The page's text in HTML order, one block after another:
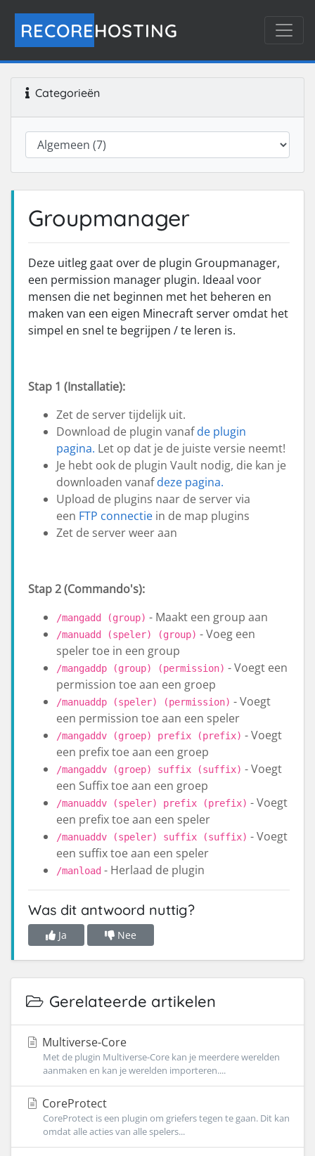
RECOREHOSTING
Categorieën
Groupmanager
Deze uitleg gaat over de plugin Groupmanager,
een permission manager plugin. Ideaal voor
mensen die net beginnen met het beheren en
maken van een eigen Minecraft server omdat het
simpel en snel te begrijpen / te leren is.
Stap 1 (Installatie):
Zet de server tijdelijk uit.
Download de plugin vanafde plugin
pagina. Let op dat je de juiste versie neemt!
Je hebt ook de plugin Vault nodig, die kan je
downloaden vanafdeze pagina.
Upload de plugins naar de server via
een FTP connectie in de map plugins
Zet de server weer aan
Stap 2 (Commando's):
/mangadd (group) - Maakt een group aan
/manuadd (speler) (group) - Voeg een
speler toe in een group
/mangaddp (group) (permission) - Voegt een
permission toe aan een groep
/manuaddp (speler) (permission) - Voegt
een permission toe aan een speler
/mangaddv (groep) prefix (prefix) - Voegt
een prefix toe aan een groep
/mangaddv (groep) suffix (suffix) - Voegt
een Suffix toe aan een groep
/manuaddv (speler) prefix (prefix) - Voegt
een prefix toe aan een speler
/manuaddv (speler) suffix (suffix) - Voegt
een suffix toe aan een speler
/manload - Herlaad de plugin
Was dit antwoord nuttig?
Ja Nee
Gerelateerde artikelen
Multiverse-Core
Met de plugin Multiverse-Core kan je meerdere werelden
aanmaken en kan je werelden importeren....
CoreProtect
CoreProtect is een plugin om griefers tegen te gaan. Dit kan
omdat alle acties van alle spelers...